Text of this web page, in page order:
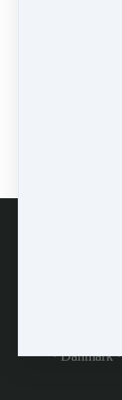
·Danmark·